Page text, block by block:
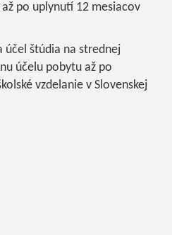
po uplynutí 12 mesiacov
účel štúdia na strednej
účelu pobytu až po
vzdelanie v Slovenskej